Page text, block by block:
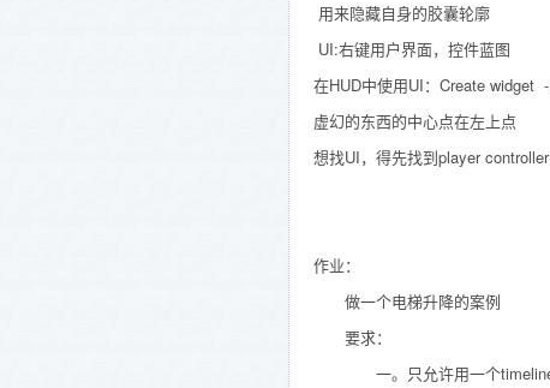
用来隐藏自身的胶囊轮廓
UI:右键用户界面，控件蓝图
在HUD中使用UI：Create widget
虚幻的东西的中心点在左上点
想找UI，得先找到player
作业：
做一个电梯升降的案例
要求：
一。只允许用一个